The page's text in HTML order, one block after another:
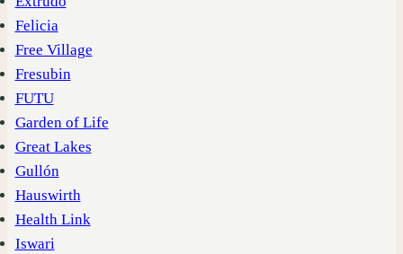
Felicia
Free Village
Fresubin
FUTU
Garden of Life
Great Lakes
Gullón
Hauswirth
Health Link
Iswari